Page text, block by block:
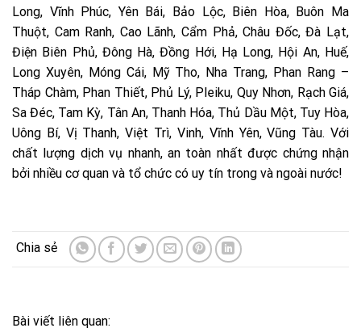
Long, Vĩnh Phúc, Yên Bái, Bảo Lộc, Biên Hòa, Buôn Ma
Thuột, Cam Ranh, Cao Lãnh, Cẩm Phả, Châu Đốc, Đà Lạt,
Điện Biên Phủ, Đông Hà, Đồng Hới, Hạ Long, Hội An, Huế,
Long Xuyên, Móng Cái, Mỹ Tho, Nha Trang, Phan Rang –
Tháp Chàm, Phan Thiết, Phủ Lý, Pleiku, Quy Nhơn, Rạch Giá,
Sa Đéc, Tam Kỳ, Tân An, Thanh Hóa, Thủ Dầu Một, Tuy Hòa,
Uông Bí, Vị Thanh, Việt Trì, Vinh, Vĩnh Yên, Vũng Tàu. Với
chất lượng dịch vụ nhanh, an toàn nhất được chứng nhận
bởi nhiều cơ quan và tổ chức có uy tín trong và ngoài nước!
Bài viết liên quan: